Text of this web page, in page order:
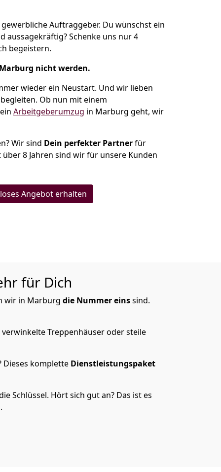
Auftraggeber. Du wünschst ein
aussagekräftig? Schenke uns nur 4
begeistern.
nicht werden.
wieder ein Neustart. Und wir lieben
Ob nun mit einem
Arbeitgeberumzug in Marburg geht, wir
Wir sind Dein perfekter Partnerfür
über 8 Jahren sind wir für unsere Kunden
Angebot erhalten
für Dich
wir in Marburg die Nummer einssind.
Treppenhäuser oder steile
Dieses komplette Dienstleistungspaket
Schlüssel. Hört sich gut an? Das ist es